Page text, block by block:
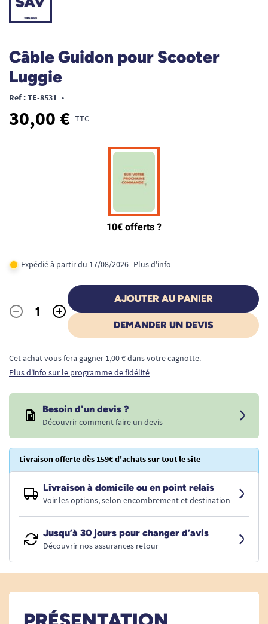
Câble Guidon pour Scooter
Luggie
Ref : TE-8531 •
30,00 € TTC
Expédié à partir du 17/08/2026 Plus d'info
Quantité
- +
AJOUTER AU PANIER
DEMANDER UN DEVIS
Cet achat vous fera gagner 1,00 € dans votre cagnotte.
Plus d'info sur le programme de fidélité
Besoin d'un devis ?
Découvrir comment faire un devis
Livraison offerte dès 159€ d'achats sur tout le site
Livraison à domicile ou en point relais
Voir les options, selon encombrement et destination
Jusqu’à 30 jours pour changer d’avis
Découvrir nos assurances retour